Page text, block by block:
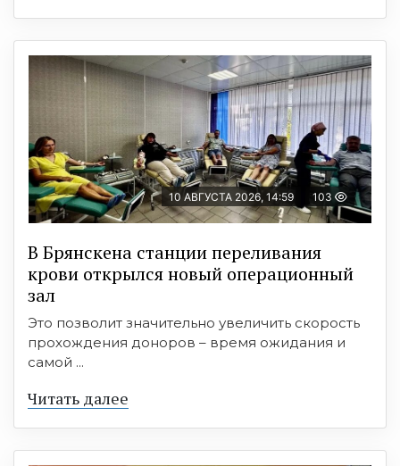
10 АВГУСТА 2026, 14:59 103
В Брянскена станции переливания
крови открылся новый операционный
зал
Это позволит значительно увеличить скорость
прохождения доноров – время ожидания и
самой ...
Читать далее